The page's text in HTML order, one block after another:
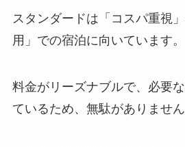
スタンダードは「コスパ重視
用」での宿泊に向いています。
料金がリーズナブルで、必要
ているため、無駄がありません